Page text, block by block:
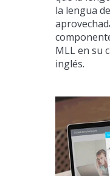
la lengua
MLL en su
inglés.